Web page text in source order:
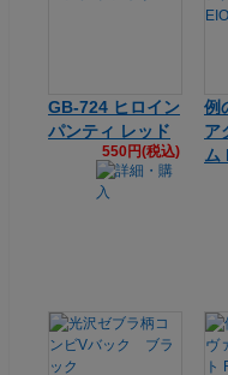
GB-724 ヒロイン
パンティ レッド
550円(税込)
例
ア
ム